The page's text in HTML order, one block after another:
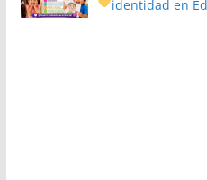
identidad en